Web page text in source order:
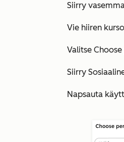
Siirry
Vie hiiren
Valitse
Siirry
Napsauta